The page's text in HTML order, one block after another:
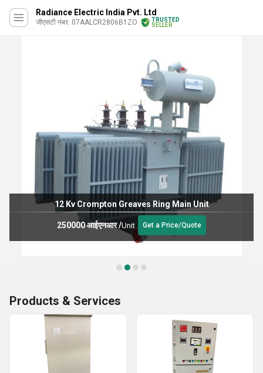
Radiance Electric India Pvt. Ltd
जीएसटी नंबर. 07AALCR2806B1ZO
TRUSTED
SELLER
12 Kv Crompton Greaves Ring Main Unit
250000 आईएनआर/Unit Get a Price/Quote
Products & Services